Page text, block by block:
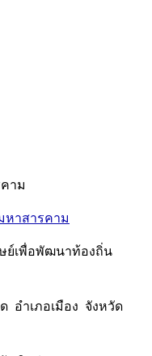
าม
าสารคาม
ย์เพื่อพัฒนาท้องถิ่น
อำเภอเมือง จังหวัด